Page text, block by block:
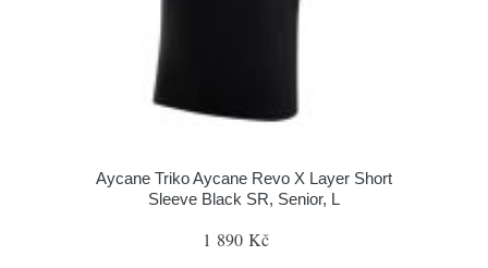
Aycane Triko Aycane Revo X Layer Short
Sleeve Black SR, Senior, L
1 890 Kč